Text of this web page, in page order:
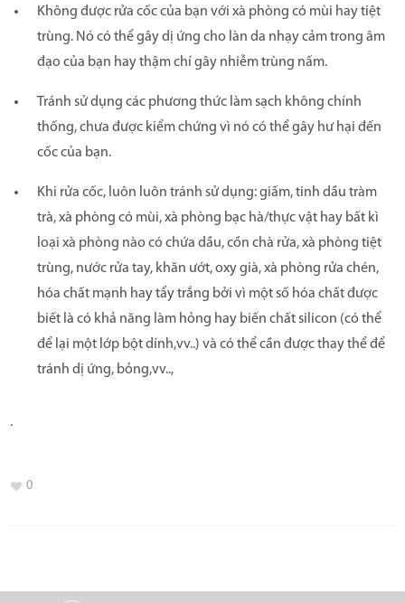
Không được rửa cốc của bạn với xà phòng có mùi hay tiệt
trùng. Nó có thể gây dị ứng cho làn da nhạy cảm trong âm
đạo của bạn hay thậm chí gây nhiễm trùng nấm.
Tránh sử dụng các phương thức làm sạch không chính
thống, chưa được kiểm chứng vì nó có thể gây hư hại đến
cốc của bạn.
Khi rửa cốc, luôn luôn tránh sử dụng: giấm, tinh dầu tràm
trà, xà phòng có mùi, xà phòng bạc hà/thực vật hay bất kì
loại xà phòng nào có chứa dầu, cồn chà rửa, xà phòng tiệt
trùng, nước rửa tay, khăn ướt, oxy già, xà phòng rửa chén,
hóa chất mạnh hay tẩy trắng bởi vì một số hóa chất được
biết là có khả năng làm hỏng hay biến chất silicon (có thể
để lại một lớp bột dính,vv..) và có thể cần được thay thể để
tránh dị ứng, bỏng,vv..,
.
0